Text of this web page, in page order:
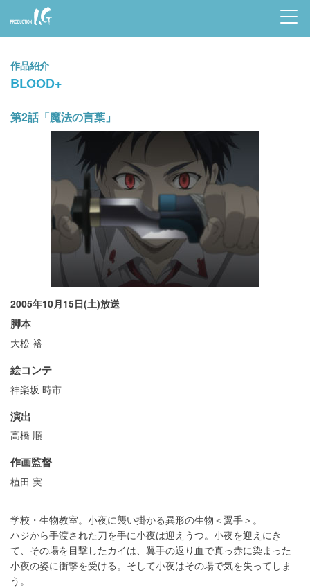
Prod
uctio
n I.G
作品紹介
BLOOD+
第2話「魔法の言葉」
2005年10月15日(土)放送
脚本
大松 裕
絵コンテ
神楽坂 時市
演出
高橋 順
作画監督
植田 実
学校・生物教室。小夜に襲い掛かる異形の生物＜翼手＞。
ハジから手渡された刀を手に小夜は迎えうつ。小夜を迎えにき
て、その場を目撃したカイは、翼手の返り血で真っ赤に染まった
小夜の姿に衝撃を受ける。そして小夜はその場で気を失ってしま
う。